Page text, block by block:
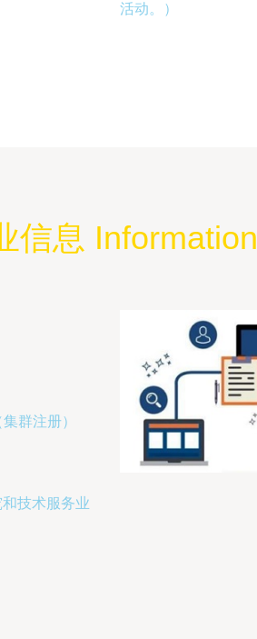
活动。）
信息 Information
群注册）
技术服务业